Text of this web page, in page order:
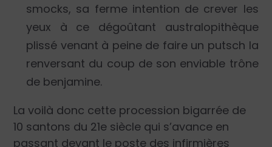
smocks, sa ferme intention de crever les
yeux à ce dégoûtant australopithèque
plissé venant à peine de faire un putsch la
renversant du coup de son enviable trône
de benjamine.
La voilà donc cette procession bigarrée de
10 santons du 21e siècle qui s’avance en
passant devant le poste des infirmières